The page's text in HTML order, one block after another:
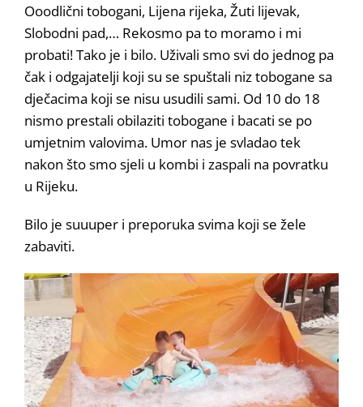
Ooodlični tobogani, Lijena rijeka, Žuti lijevak,
Slobodni pad,… Rekosmo pa to moramo i mi
probati! Tako je i bilo. Uživali smo svi do jednog pa
čak i odgajatelji koji su se spuštali niz tobogane sa
dječacima koji se nisu usudili sami. Od 10 do 18
nismo prestali obilaziti tobogane i bacati se po
umjetnim valovima. Umor nas je svladao tek
nakon što smo sjeli u kombi i zaspali na povratku
u Rijeku.
Bilo je suuuper i preporuka svima koji se žele
zabaviti.